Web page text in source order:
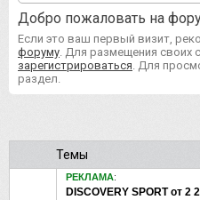
Добро пожаловать на
Если это ваш первый визит,
форуму . Для размещения своих
зарегистрироваться . Для
раздел.
Темы
РЕКЛАМА:
DISCOVERY SPORT от